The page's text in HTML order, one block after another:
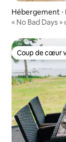
Hébergement ⋅
« No Bad Days
Coup de cœur
Coup de cœur